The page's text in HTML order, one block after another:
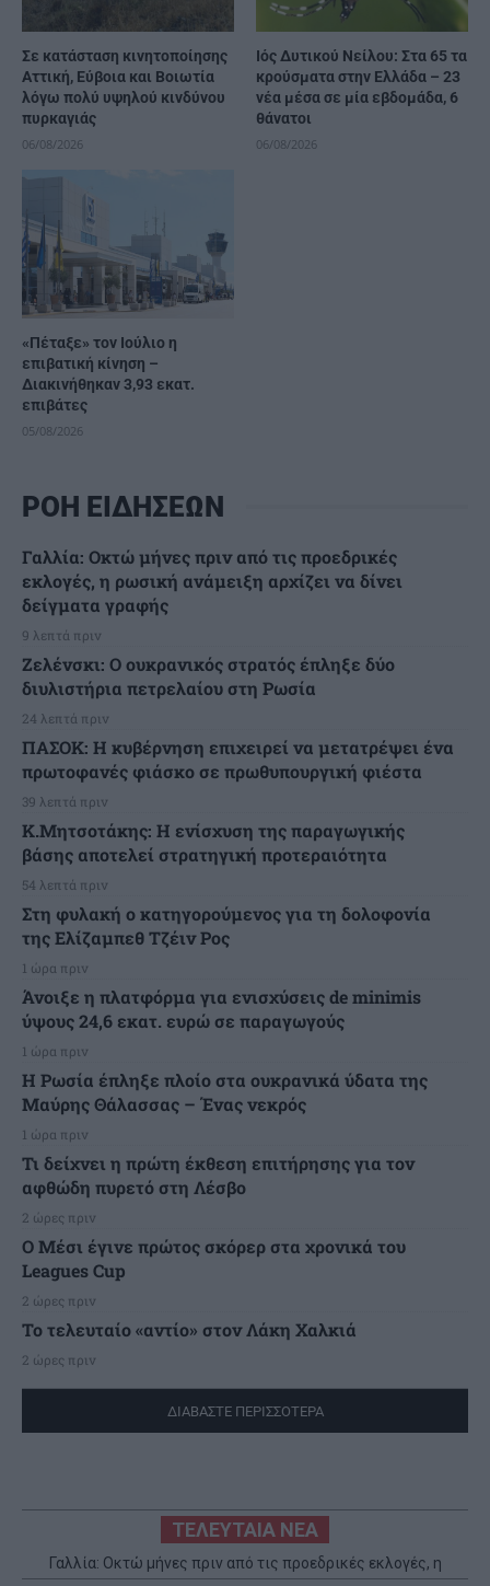
Σε κατάσταση κινητοποίησης
Αττική, Εύβοια και Βοιωτία
λόγω πολύ υψηλού κινδύνου
πυρκαγιάς
06/08/2026
Ιός Δυτικού Νείλου: Στα 65 τα
κρούσματα στην Ελλάδα – 23
νέα μέσα σε μία εβδομάδα, 6
θάνατοι
06/08/2026
«Πέταξε» τον Ιούλιο η
επιβατική κίνηση –
Διακινήθηκαν 3,93 εκατ.
επιβάτες
05/08/2026
ΡΟΗ ΕΙΔΗΣΕΩΝ
Γαλλία: Οκτώ μήνες πριν από τις προεδρικές
εκλογές, η ρωσική ανάμειξη αρχίζει να δίνει
δείγματα γραφής
9 λεπτά πριν
Ζελένσκι: Ο ουκρανικός στρατός έπληξε δύο
διυλιστήρια πετρελαίου στη Ρωσία
24 λεπτά πριν
ΠΑΣΟΚ: Η κυβέρνηση επιχειρεί να μετατρέψει ένα
πρωτοφανές φιάσκο σε πρωθυπουργική φιέστα
39 λεπτά πριν
Κ.Μητσοτάκης: Η ενίσχυση της παραγωγικής
βάσης αποτελεί στρατηγική προτεραιότητα
54 λεπτά πριν
Στη φυλακή ο κατηγορούμενος για τη δολοφονία
της Ελίζαμπεθ Τζέιν Ρος
1 ώρα πριν
Άνοιξε η πλατφόρμα για ενισχύσεις de minimis
ύψους 24,6 εκατ. ευρώ σε παραγωγούς
1 ώρα πριν
Η Ρωσία έπληξε πλοίο στα ουκρανικά ύδατα της
Μαύρης Θάλασσας – Ένας νεκρός
1 ώρα πριν
Τι δείχνει η πρώτη έκθεση επιτήρησης για τον
αφθώδη πυρετό στη Λέσβο
2 ώρες πριν
Ο Μέσι έγινε πρώτος σκόρερ στα χρονικά του
Leagues Cup
2 ώρες πριν
Το τελευταίο «αντίο» στον Λάκη Χαλκιά
2 ώρες πριν
ΔΙΑΒΑΣΤΕ ΠΕΡΙΣΣΟΤΕΡΑ